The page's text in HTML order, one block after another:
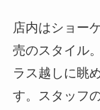
店内はショー
売のスタイル
ラス越しに眺
す。スタッフ